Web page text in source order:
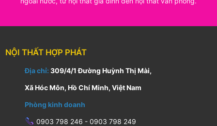
NỘI THẤT HỢP PHÁT
Địa chỉ: 309/4/1 Đường Huỳnh Thị Mài,
Xã Hóc Môn, Hồ Chí Minh, Việt Nam
Phòng kinh doanh
0903 798 246 - 0903 798 249